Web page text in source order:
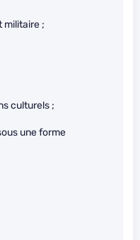
militaire ;
culturels ;
une forme